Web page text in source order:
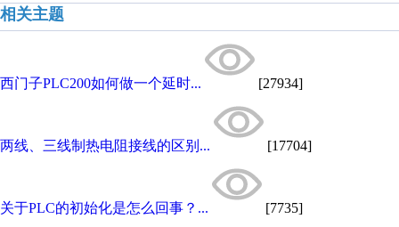
相关主题
西门子PLC200如何做一个延时... [27934]
两线、三线制热电阻接线的区别... [17704]
关于PLC的初始化是怎么回事？... [7735]